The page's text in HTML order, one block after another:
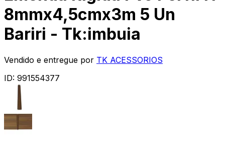
8mmx4,5cmx3m 5 Un
Bariri - Tk:imbuia
Vendido e entregue por TK ACESSORIOS
ID: 991554377